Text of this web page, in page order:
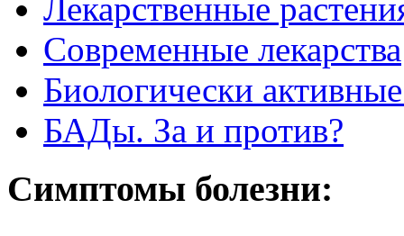
Лекарственные
Современные лекарства
Биологически
БАДы. За и против?
Симптомы болезни: